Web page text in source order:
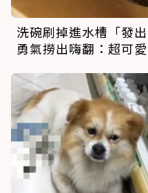
洗碗刷掉進水槽「發
勇氣撈出嗨翻：超可愛